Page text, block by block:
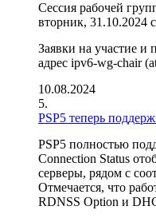
Сессия рабочей
вторник, 31.10.2024
Заявки на участие и
адрес ipv6-wg-chair
10.08.2024
PSP5 теперь
PSP5 полностью
Connection Status
серверы, рядом с
Отмечается, что
RDNSS Option и